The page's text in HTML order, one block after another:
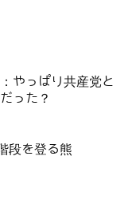
やっぱり共産党と
った？
段を登る熊